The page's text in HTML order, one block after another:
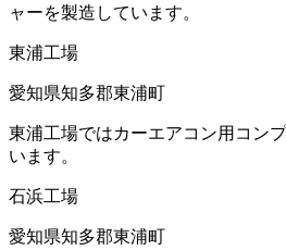
ャーを製造しています。
東浦工場
愛知県知多郡東浦町
東浦工場ではカーエアコン用コン
います。
石浜工場
愛知県知多郡東浦町